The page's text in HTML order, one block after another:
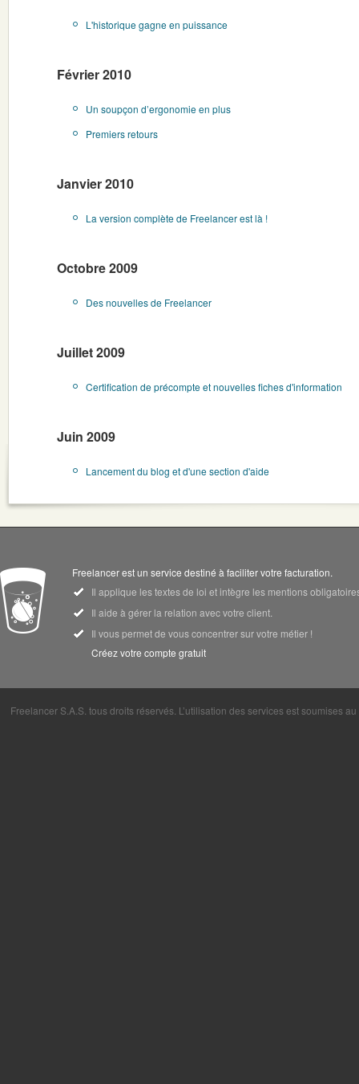
L'historique gagne en puissance
Février 2010
Un soupçon d’ergonomie en plus
Premiers retours
Janvier 2010
La version complète de Freelancer est là !
Octobre 2009
Des nouvelles de Freelancer
Juillet 2009
Certification de précompte et nouvelles fiches d'information
Juin 2009
Lancement du blog et d'une section d'aide
Freelancer est un service destiné à faciliter votre facturation.
Il applique les textes de loi et intègre les mentions
Il aide à gérer la relation avec votre client.
Il vous permet de vous concentrer sur votre métier !
Créez votre compte gratuit
Freelancer S.A.S. tous droits réservés. L’utilisation des services est soumises